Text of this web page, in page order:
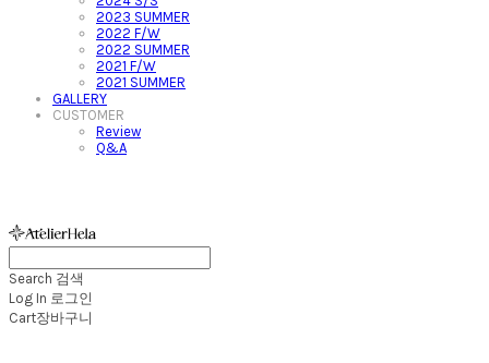
2023 SUMMER
2022 F/W
2022 SUMMER
2021 F/W
2021 SUMMER
GALLERY
CUSTOMER
Review
Q&A
Search 검색
Log In 로그인
Cart장바구니